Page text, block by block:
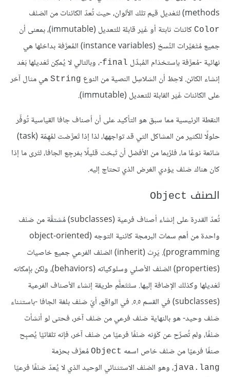
methods) لتَعْديل قيم تلك الألوان، حيث تُعدّ الكائنات من الصَنْف
Color
كائنات ثابتة أو غَيْر قابلة للتعديل (immutable)، بمعنى أن
جميع مُتْغيِّرات النُسخ (instance variables) المُعرَّفة بداخلها هي
نهائية -مُعرَّفة باِستخدَام المُبدِّل final-، وبالتالي لا يُمكِن تَعْديلها بَعْد
إنشاء الكائن. لاحِظ أن السَلاسِل النصية من النوع String هي مثال آخر
على الكائنات غَيْر القابلة للتعديل (immutable).
النقطة الرئيسية مما سبق هو التأكيد على أن أصناف جافا القياسية تُوفِّر
حلولًا للكثير من المشاكل التي قد تواجهها، لذا إذا تَعرَّضت لمُهِمّة (task)
شائعة نوعًا ما، فلرُبما من الأفضل أن تَبحَث قليلًا بمَرجِع الجافا، لتَرى ما إذا
كان هناك صَنْف يؤدي الغرض الذي تحتاج إليه.
الصنف Object
تُعدّ القدرة على إنشاء أصناف فرعية (subclasses) مُشتقَّة من صَنْف
واحدة من أهم سمات البرمجة كائنية التوجه (object-oriented
programming). يَرِث (inherit) الصَنْف الفرعي جميع خاصيات
(properties) الصَنْف الأصلي وسلوكياته (behaviors)، ولكن بإِمكانه
تَعْديلها وكذلك الإضافة إليها. ستَتَعلَّم طريقة إنشاء الأصناف الفرعية
(subclasses) في القسم ٥.٥. في الواقع، أيّ صَنْف بلغة الجافا -باستثناء
صَنْف وحيد- هو بالنهاية صَنْف فرعي من صَنْف آخر، فحتى لو أنشأت
صَنْفًا، ولم تُصرِّح عن كَوْنه صَنْفًا فرعيًا من صَنْف آخر، فإنه تلقائيًا يُصبِح
صنفًا فرعيًا من صَنْف خاص اسمه Object مُعرَّف بحزمة
java.lang، وهو الصَنْف الاستثنائي الوحيد الذي لا يُعدّ صَنْفًا فرعيًا